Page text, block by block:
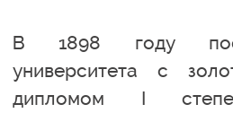
В 1898 году
университета с
дипломом I